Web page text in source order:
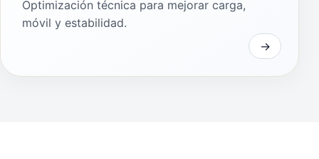
Optimización técnica para mejorar carga,
móvil y estabilidad.